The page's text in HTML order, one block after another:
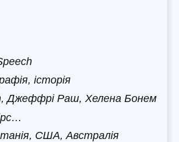
історія
Джеффрі Раш, Хелена Бонем
США, Австралія